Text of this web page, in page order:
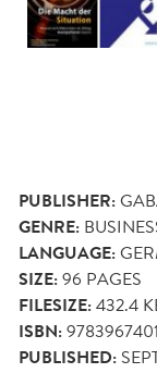
PUBLISHER:
GENRE:
LANGUAGE:
SIZE:96 PAGES
FILESIZE:432.4
ISBN:
PUBLISHED: